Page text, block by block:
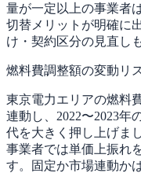
量が一定以上の事業者
切替メリットが明確に
け・契約区分の見直し
燃料費調整額の変動リ
東京電力エリアの燃料
連動し、2022〜2023年
代を大きく押し上げま
事業者では単価上振れ
す。固定か市場連動か